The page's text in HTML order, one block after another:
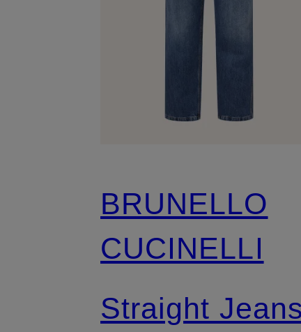
BRUNELLO
CUCINELLI
Straight Jeans